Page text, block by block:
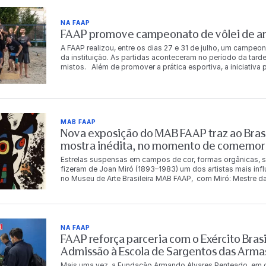
NA FAAP
FAAP promove campeonato de vôlei de
A FAAP realizou, entre os dias 27 e 31 de julho, um
da instituição. As partidas aconteceram no período da
mistos. Além de promover a prática esportiva, a
Fernandes Chave de consolação 1º lugar Bianca Rosetti
Betina Leal Leonardo Magalhães Cecília Meirelles 3º
Oliveira Angelo Marcio Andrade Vieira O campeonato
qualidade de vida, a integração e o bem-estar de seus
MAB FAAP
Nova exposição do MAB FAAP traz ao
mostra inédita, no momento de
Estrelas suspensas em campos de cor, formas
fizeram de Joan Miró (1893–1983) um dos artistas mais
no Museu de Arte Brasileira MAB FAAP, com Miró: Mestre
11 de outubro de 2026 e reúne obras que serão vistas no
Espanha. O conjunto reúne obras integrantes de
Miró Barcelona, a Fundação Miró Mallorca, o Museu de
seleção que evidencia a diversidade da produção do
materiais ao longo de mais de seis décadas de carreira.
nomes da arte do século XX. Sua produção abrange
NA FAAP
FAAP reforça parceria com o Exército
Admissão à Escola de Sargentos das